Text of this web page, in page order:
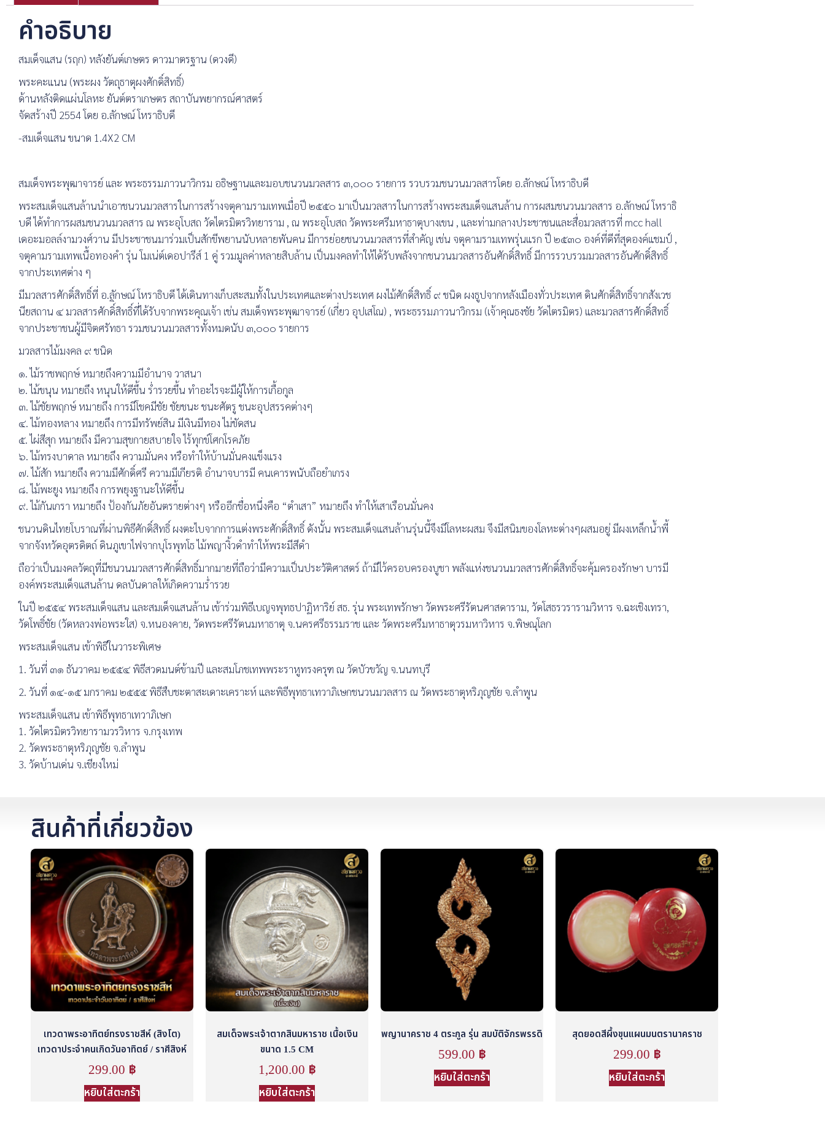
คำอธิบาย
สมเด็จแสน (รฤก) หลังยันต์เกษตร ดาวมาตรฐาน (ดวงดี)
พระคะแนน (พระผง วัตถุธาตุผงศักดิ์สิทธิ์)
ด้านหลังติดแผ่นโลหะ ยันต์ตราเกษตร สถาบันพยากรณ์ศาสตร์
จัดสร้างปี 2554 โดย อ.ลักษณ์ โหราธิบดี
-สมเด็จแสน ขนาด 1.4X2 CM
สมเด็จพระพุฒาจารย์ และ พระธรรมภาวนาวิกรม อธิษฐานและมอบชนวนมวลสาร ๓,๐๐๐ รายการ รวบรวมชนวนมวลสารโดย อ.ลักษณ์ โหราธิบดี
พระสมเด็จแสนล้านนำเอาชนวนมวลสารในการสร้างจตุคามรามเทพเมื่อปี ๒๕๕๐ มาเป็นมวลสารในการสร้างพระสมเด็จแสนล้าน การผสมชนวนมวลสาร อ.ลักษณ์ โหราธิ
บดี ได้ทำการผสมชนวนมวลสาร ณ พระอุโบสถ วัดไตรมิตรวิทยาราม , ณ พระอุโบสถ วัดพระศรีมหาธาตุบางเขน , และท่ามกลางประชาชนและสื่อมวลสารที่ mcc hall
เดอะมอลล์งามวงศ์วาน มีประชาชนมาร่วมเป็นสักขีพยานนับหลายพันคน มีการย่อยชนวนมวลสารที่สำคัญ เช่น จตุคามรามเทพรุ่นแรก ปี ๒๕๓๐ องค์ที่ดีที่สุดองค์แชมป์ ,
จตุคามรามเทพเนื้อทองคำ รุ่น โมเน่ต์เดอปารีส์ 1 คู่ รวมมูลค่าหลายสิบล้าน เป็นมงคลทำให้ได้รับพลังจากชนวนมวลสารอันศักดิ์สิทธิ์ มีการรวบรวมมวลสารอันศักดิ์สิทธิ์
จากประเทศต่าง ๆ
มีมวลสารศักดิ์สิทธิ์ที่ อ.ลักษณ์ โหราธิบดี ได้เดินทางเก็บสะสมทั้งในประเทศและต่างประเทศ ผงไม้ศักดิ์สิทธิ์ ๙ ชนิด ผงธูปจากหลังเมืองทั่วประเทศ ดินศักดิ์สิทธิ์จากสังเวช
นียสถาน ๔ มวลสารศักดิ์ิสิทธิ์ที่ได้รับจากพระคุณเจ้า เช่น สมเด็จพระพุฒาจารย์ (เกี่ยว อุปเสโณ) , พระธรรมภาวนาวิกรม (เจ้าคุณธงชัย วัดไตรมิตร) และมวลสารศักดิ์สิทธิ์
จากประชาชนผู้มีจิตศรัทธา รวมชนวนมวลสารทั้งหมดนับ ๓,๐๐๐ รายการ
มวลสารไม้มงคล ๙ ชนิด
๑. ไม้ราชพฤกษ์ หมายถึงความมีอำนาจ วาสนา
๒. ไม้ขนุน หมายถึง หนุนให้ดีขึ้น ร่ำรวยขึ้น ทำอะไรจะมีผู้ให้การเกื้อกูล
๓. ไม้ชัยพฤกษ์ หมายถึง การมีโชคมีชัย ชัยชนะ ชนะศัตรู ชนะอุปสรรคต่างๆ
๔. ไม้ทองหลาง หมายถึง การมีทรัพย์สิน มีเงินมีทอง ไม่ขัดสน
๕. ไผ่สีสุก หมายถึง มีความสุขกายสบายใจ ไร้ทุกข์โศกโรคภัย
๖. ไม้ทรงบาดาล หมายถึง ความมั่นคง หรือทำให้บ้านมั่นคงแข็งแรง
๗. ไม้สัก หมายถึง ความมีศักดิ์ศรี ความมีเกียรติ อำนาจบารมี คนเคารพนับถือยำเกรง
๘. ไม้พะยูง หมายถึง การพยุงฐานะให้ดีขึ้น
๙. ไม้กันเกรา หมายถึง ป้องกันภัยอันตรายต่างๆ หรืออีกชื่อหนึ่งคือ “ตำเสา” หมายถึง ทำให้เสาเรือนมั่นคง
ชนวนดินไทยโบราณที่ผ่านพิธีศักดิ์สิทธิ์ ผงตะไบจากการแต่งพระศักดิ์สิทธิ์ ดังนั้น พระสมเด็จแสนล้านรุ่นนี้จึงมีโลหะผสม จึงมีสนิมของโลหะต่างๆผสมอยู่ มีผงเหล็กน้ำพี้
จากจังหวัดอุตรดิตถ์ ดินภูเขาไฟจากบุโรพุทโธ ไม้พญางิ้วดำทำให้พระมีสีดำ
ถือว่าเป็นมงคลวัตถุที่มีชนวนมวลสารศักดิ์สิทธิ์มากมายที่ถือว่ามีความเป็นประวัติศาสตร์ ถ้ามีไว้ครอบครองบูชา พลังแห่งชนวนมวลสารศักดิ์สิทธิ์จะคุ้มครองรักษา บารมี
องค์พระสมเด็จแสนล้าน ดลบันดาลให้เกิดความร่ำรวย
ในปี ๒๕๕๔ พระสมเด็จแสน และสมเด็จแสนล้าน เข้าร่วมพิธีเบญจพุทธปาฏิหาริย์ สธ. รุ่น พระเทพรักษา วัดพระศรีรัตนศาสดาราม, วัดโสธรวรารามวิหาร จ.ฉะเชิงเทรา,
วัดโพธิ์ชัย (วัดหลวงพ่อพระใส) จ.หนองคาย, วัดพระศรีรัตนมหาธาตุ จ.นครศรีธรรมราช และ วัดพระศรีมหาธาตุวรมหาวิหาร จ.พิษณุโลก
พระสมเด็จแสน เข้าพิธีในวาระพิเศษ
1. วันที่ ๓๑ ธันวาคม ๒๕๕๔ พิธีสวดมนต์ข้ามปี และสมโภชเทพพระราหูทรงครุฑ ณ วัดบัวขวัญ จ.นนทบุรี
2. วันที่ ๑๔-๑๕ มกราคม ๒๕๕๕ พิธีสืบชะตาสะเดาะเคราะห์ และพิธีพุทธาเทวาภิเษกชนวนมวลสาร ณ วัดพระธาตุหริภุญชัย จ.ลำพูน
พระสมเด็จแสน เข้าพิธีพุทธาเทวาภิเษก
1. วัดไตรมิตรวิทยารามวรวิหาร จ.กรุงเทพ
2. วัดพระธาตุหริภุญชัย จ.ลำพูน
3. วัดบ้านเด่น จ.เชียงใหม่
สินค้าที่เกี่ยวข้อง
เทวดาพระอาทิตย์ทรงราชสีห์ (สิงโต)
เทวดาประจำคนเกิดวันอาทิตย์ / ราศีสิงห์
299.00 ฿
หยิบใส่ตะกร้า
สมเด็จพระเจ้าตากสินมหาราช เนื้อเงิน
ขนาด 1.5 CM
1,200.00 ฿
หยิบใส่ตะกร้า
พญานาคราช 4 ตระกูล รุ่น สมบัติจักรพรรดิ
599.00 ฿
หยิบใส่ตะกร้า
สุดยอดสีผึ้งขุนแผนมนตรานาคราช
299.00 ฿
หยิบใส่ตะกร้า